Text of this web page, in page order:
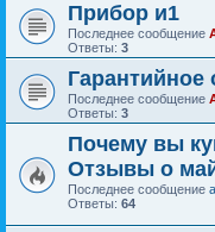
Прибор и1
Последнее сообщение
Ответы: 3
Гарантийное
Последнее сообщение
Ответы: 3
Почему вы
Отзывы о
Последнее сообщение
Ответы: 64